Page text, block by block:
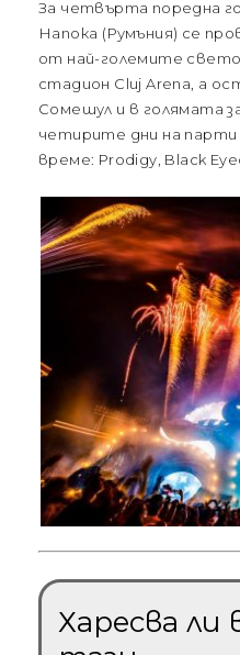
За четвърта поредна
Напока (Румъния) се
от най-големите
стадион Cluj Arena, а
Сомешул и в голямата
четирите дни на
време: Prodigy, Black
Харесва ли